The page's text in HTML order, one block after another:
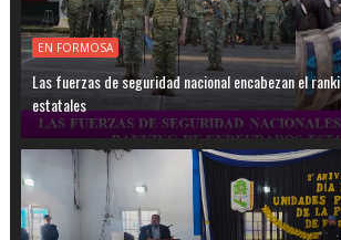
EN FORMOSA
Las fuerzas de seguridad nacional encabezan el
estatales